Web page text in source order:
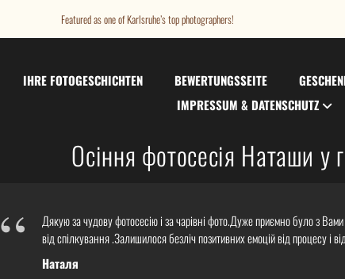
IHRE FOTOGESCHICHTEN BEWERTUNGSSEITE
IMPRESSUM & DATENSCHUTZ
Осіння фотосесія Наташи у
“
Дякую за чудову фотосесію і за чарівні фото.Дуже приємно було з
від спілкування .Залишилося безліч позитивних емоцій від процесу і
Наталя
Featured as one of Karlsruhe’s top photographers!